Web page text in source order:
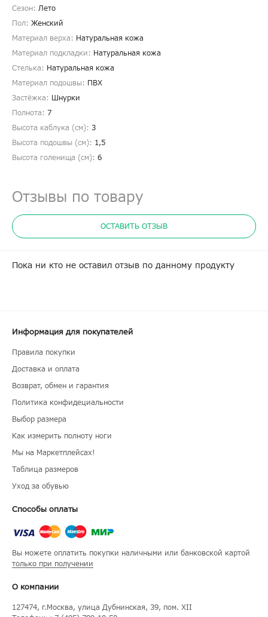
Сезон: Лето
Пол: Женский
Материал верха: Натуральная кожа
Материал подкладки: Натуральная кожа
Стелька: Натуральная кожа
Материал подошвы: ПВХ
Застёжка: Шнурки
Полнота: 7
Высота каблука (см): 3
Высота подошвы (см): 1,5
Высота голенища (cм): 6
Отзывы по товару
ОСТАВИТЬ ОТЗЫВ
Пока ни кто не оставил отзыв по данному продукту
Информация для покупателей
Правила покупки
Доставка и оплата
Возврат, обмен и гарантия
Политика конфидециальности
Выбор размера
Как измерить полноту ноги
Мы на Маркетплейсах!
Таблица размеров
Уход за обувью
Способы оплаты
Вы можете оплатить покупки наличными или банковской картой
только при получении
О компании
127474, г.Москва, улица Дубнинская, 39, пом. XII